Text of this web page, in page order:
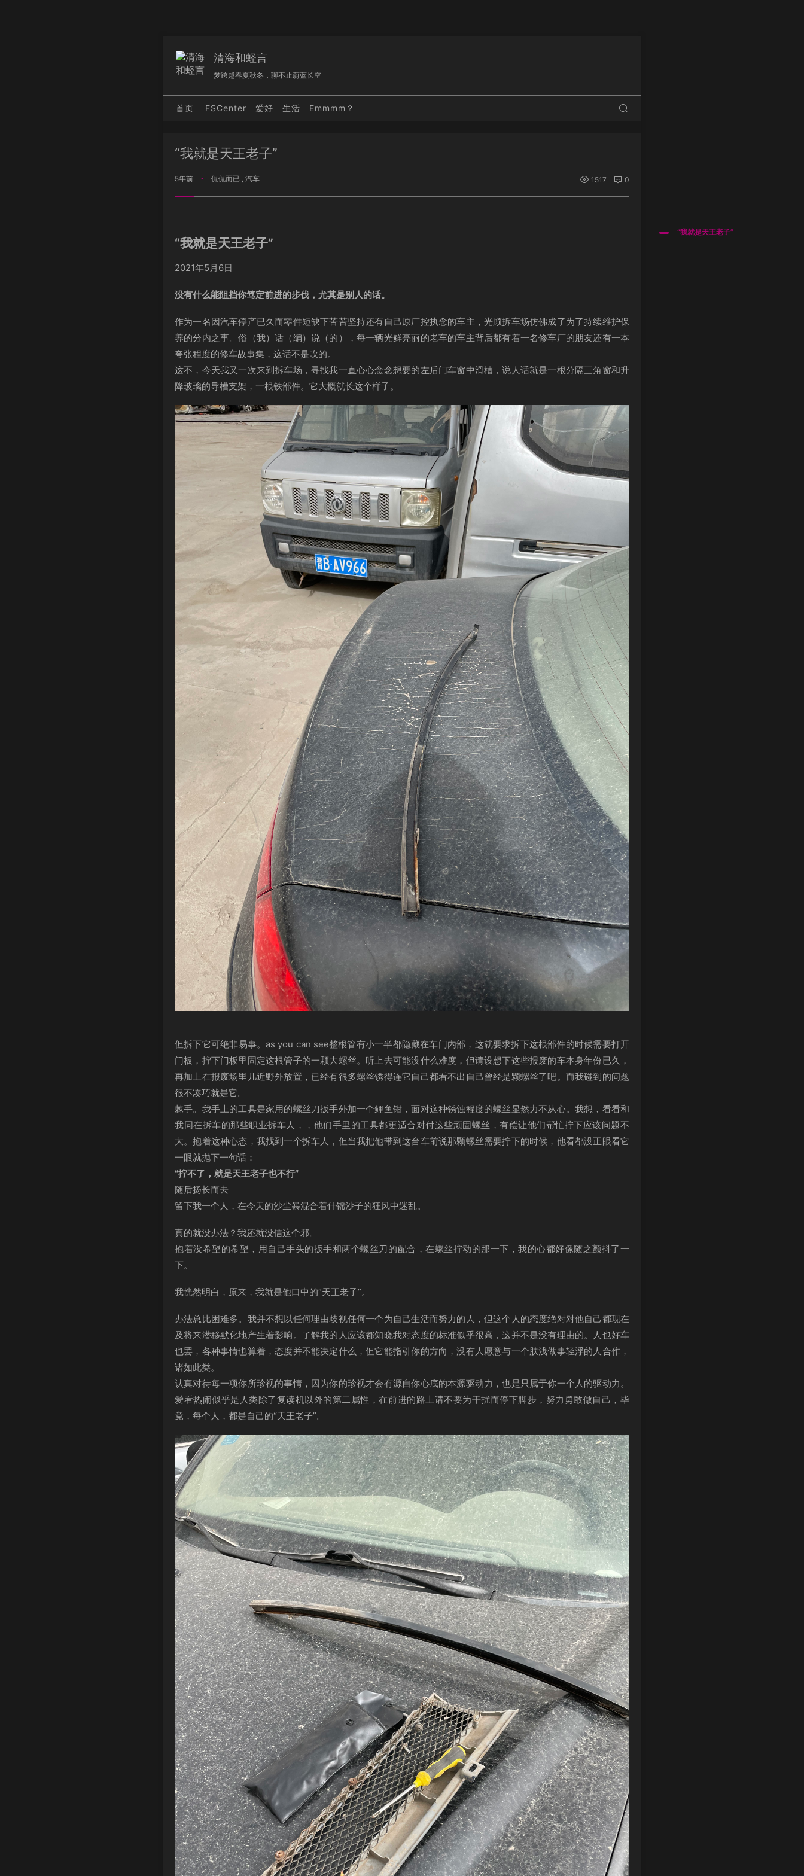
清海和蛏言
梦跨越春夏秋冬，聊不止蔚蓝长空
首页 FSCenter 爱好 生活 Emmmm？
“我就是天王老子”
5年前 • 侃侃而已, 汽车 1517 0
“我就是天王老子”
“我就是天王老子”
2021年5月6日
没有什么能阻挡你笃定前进的步伐，尤其是别人的话。
作为一名因汽车停产已久而零件短缺下苦苦坚持还有自己原厂控执念的车主，光顾拆车场仿佛成了为了持续维护保
养的分内之事。俗（我）话（编）说（的），每一辆光鲜亮丽的老车的车主背后都有着一名修车厂的朋友还有一本
夸张程度的修车故事集，这话不是吹的。
这不，今天我又一次来到拆车场，寻找我一直心心念念想要的左后门车窗中滑槽，说人话就是一根分隔三角窗和升
降玻璃的导槽支架，一根铁部件。它大概就长这个样子。
但拆下它可绝非易事。as you can see整根管有小一半都隐藏在车门内部，这就要求拆下这根部件的时候需要打开
门板，拧下门板里固定这根管子的一颗大螺丝。听上去可能没什么难度，但请设想下这些报废的车本身年份已久，
再加上在报废场里几近野外放置，已经有很多螺丝锈得连它自己都看不出自己曾经是颗螺丝了吧。而我碰到的问题
很不凑巧就是它。
棘手。我手上的工具是家用的螺丝刀扳手外加一个鲤鱼钳，面对这种锈蚀程度的螺丝显然力不从心。我想，看看和
我同在拆车的那些职业拆车人，，他们手里的工具都更适合对付这些顽固螺丝，有偿让他们帮忙拧下应该问题不
大。抱着这种心态，我找到一个拆车人，但当我把他带到这台车前说那颗螺丝需要拧下的时候，他看都没正眼看它
一眼就抛下一句话：
“拧不了，就是天王老子也不行”
随后扬长而去
留下我一个人，在今天的沙尘暴混合着什锦沙子的狂风中迷乱。
真的就没办法？我还就没信这个邪。
抱着没希望的希望，用自己手头的扳手和两个螺丝刀的配合，在螺丝拧动的那一下，我的心都好像随之颤抖了一
下。
我恍然明白，原来，我就是他口中的“天王老子”。
办法总比困难多。我并不想以任何理由歧视任何一个为自己生活而努力的人，但这个人的态度绝对对他自己都现在
及将来潜移默化地产生着影响。了解我的人应该都知晓我对态度的标准似乎很高，这并不是没有理由的。人也好车
也罢，各种事情也算着，态度并不能决定什么，但它能指引你的方向，没有人愿意与一个肤浅做事轻浮的人合作，
诸如此类。
认真对待每一项你所珍视的事情，因为你的珍视才会有源自你心底的本源驱动力，也是只属于你一个人的驱动力。
爱看热闹似乎是人类除了复读机以外的第二属性，在前进的路上请不要为干扰而停下脚步，努力勇敢做自己，毕
竟，每个人，都是自己的“天王老子”。